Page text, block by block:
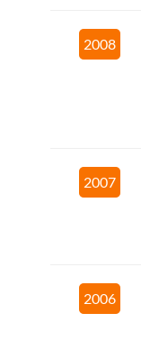
2008
2007
2006